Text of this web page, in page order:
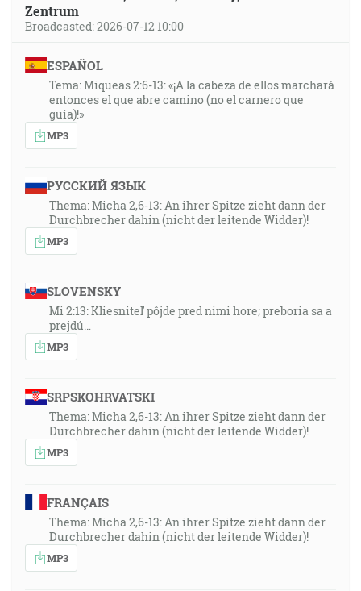
Zentrum
Broadcasted: 2026-07-12 10:00
ESPAÑOL
Tema: Miqueas 2:6-13: «¡A la cabeza de ellos marchará
entonces el que abre camino (no el carnero que
guía)!»
MP3
РУССКИЙ ЯЗЫК
Thema: Micha 2,6-13: An ihrer Spitze zieht dann der
Durchbrecher dahin (nicht der leitende Widder)!
MP3
SLOVENSKY
Mi 2:13: Kliesniteľ pôjde pred nimi hore; preboria sa a
prejdú…
MP3
SRPSKOHRVATSKI
Thema: Micha 2,6-13: An ihrer Spitze zieht dann der
Durchbrecher dahin (nicht der leitende Widder)!
MP3
FRANÇAIS
Thema: Micha 2,6-13: An ihrer Spitze zieht dann der
Durchbrecher dahin (nicht der leitende Widder)!
MP3